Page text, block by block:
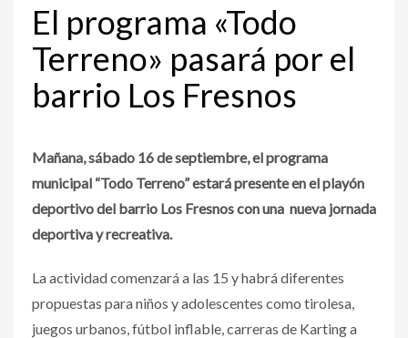
El programa «Todo
Terreno» pasará por el
barrio Los Fresnos
Mañana, sábado 16 de septiembre, el programa
municipal “Todo Terreno” estará presente en el playón
deportivo del barrio Los Fresnos con una nueva jornada
deportiva y recreativa.
La actividad comenzará a las 15 y habrá diferentes
propuestas para niños y adolescentes como tirolesa,
juegos urbanos, fútbol inflable, carreras de Karting a